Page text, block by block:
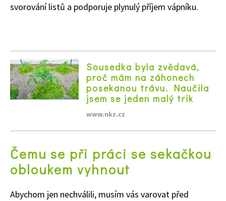
svorování listů a podporuje plynulý příjem vápníku.
Sousedka byla zvědavá,
proč mám na záhonech
posekanou trávu. Naučila
jsem se jeden malý trik
www.nkz.cz
Čemu se při práci se sekačkou
obloukem vyhnout
Abychom jen nechválili, musím vás varovat před